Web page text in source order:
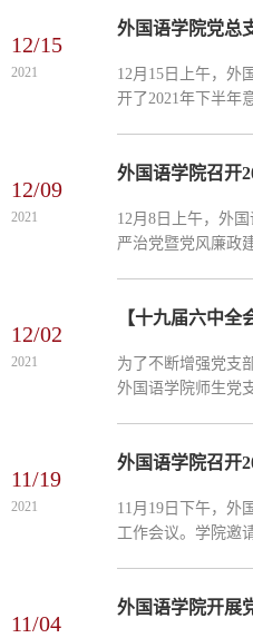
院党总支书...
12/15
2021
12月15日上午，外
开了2021年下半年
《辽宁石油化...
12/09
2021
​12月8日上午，外
严治党暨党风廉政
部署了2021...
12/02
2021
为了不断增强党支
外国语学院师生党
理论中心组在...
11/19
2021
外国语学院召开
11月19日下午，外
工作会议。学院邀
统战工作进...
11/04